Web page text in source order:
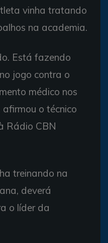
vinha tratando
na academia.
Está fazendo
jogo contra o
médico nos
o técnico
Rádio CBN
treinando na
deverá
o líder da